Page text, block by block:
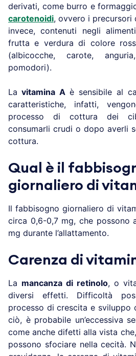
derivati, come burro e
carotenoidi, ovvero i precursori
invece, contenuti negli
frutta e verdura di colore
(albicocche, carote,
pomodori).
La vitamina A è sensibile al
caratteristiche, infatti,
processo di cottura dei
consumarli crudi o dopo averli
cottura.
Qual è il
giornaliero di
Il fabbisogno giornaliero di
circa 0,6-0,7 mg, che possono
mg durante l’allattamento.
Carenza di
La mancanza di retinolo, o
diversi effetti. Difficoltà
processo di crescita e sviluppo
ciò, è probabile un’eccessiva
come anche difetti alla vista
possono sfociare nella cecità.